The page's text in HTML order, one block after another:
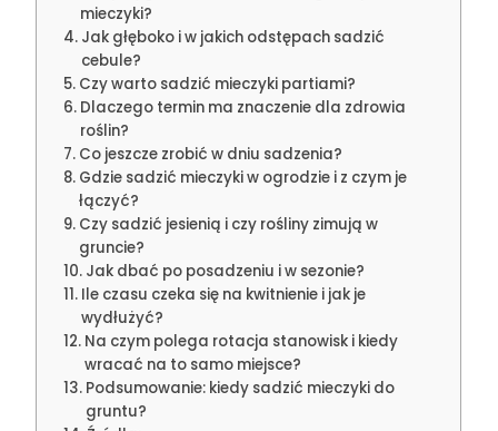
mieczyki?
Jak głęboko i w jakich odstępach sadzić
cebule?
Czy warto sadzić mieczyki partiami?
Dlaczego termin ma znaczenie dla zdrowia
roślin?
Co jeszcze zrobić w dniu sadzenia?
Gdzie sadzić mieczyki w ogrodzie i z czym je
łączyć?
Czy sadzić jesienią i czy rośliny zimują w
gruncie?
Jak dbać po posadzeniu i w sezonie?
Ile czasu czeka się na kwitnienie i jak je
wydłużyć?
Na czym polega rotacja stanowisk i kiedy
wracać na to samo miejsce?
Podsumowanie: kiedy sadzić mieczyki do
gruntu?